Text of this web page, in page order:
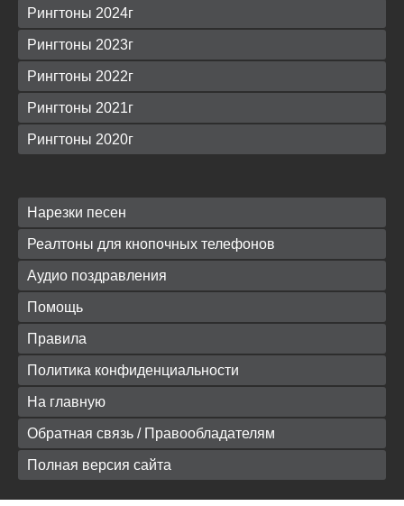
Рингтоны 2024г
Рингтоны 2023г
Рингтоны 2022г
Рингтоны 2021г
Рингтоны 2020г
Нарезки песен
Реалтоны для кнопочных телефонов
Аудио поздравления
Помощь
Правила
Политика конфиденциальности
На главную
Обратная связь / Правообладателям
Полная версия сайта